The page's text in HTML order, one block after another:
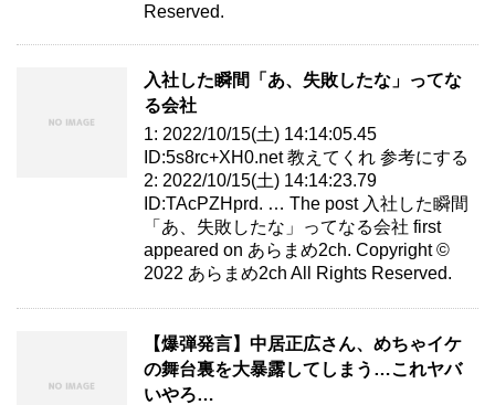
Reserved.
入社した瞬間「あ、失敗したな」ってな
る会社
1: 2022/10/15(土) 14:14:05.45
ID:5s8rc+XH0.net 教えてくれ 参考にする
2: 2022/10/15(土) 14:14:23.79
ID:TAcPZHprd. … The post 入社した瞬間
「あ、失敗したな」ってなる会社 first
appeared on あらまめ2ch. Copyright ©
2022 あらまめ2ch All Rights Reserved.
【爆弾発言】中居正広さん、めちゃイケ
の舞台裏を大暴露してしまう…これヤバ
いやろ…